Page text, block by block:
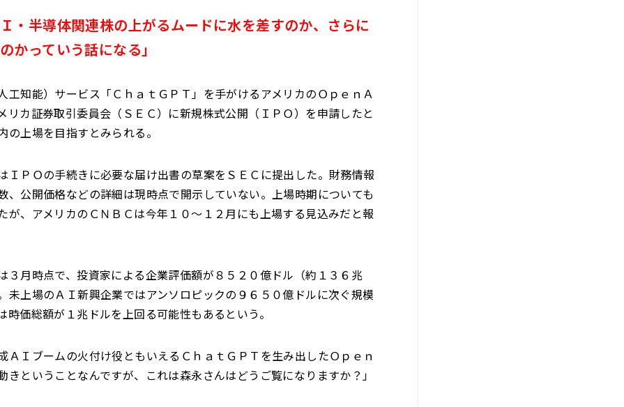
・半導体関連株の上がるムードに水を差すのか、さらに
かっていう話になる」
工知能）サービス「ＣｈａｔＧＰＴ」を手がけるアメリカのＯｐｅｎＡ
リカ証券取引委員会（ＳＥＣ）に新規株式公開（ＩＰＯ）を申請したと
の上場を目指すとみられる。
ＩＰＯの手続きに必要な届け出書の草案をＳＥＣに提出した。財務情報
、公開価格などの詳細は現時点で開示していない。上場時期についても
が、アメリカのＣＮＢＣは今年１０～１２月にも上場する見込みだと報
３月時点で、投資家による企業評価額が８５２０億ドル（約１３６兆
未上場のＡＩ新興企業ではアンソロピックの９６５０億ドルに次ぐ規模
時価総額が１兆ドルを上回る可能性もあるという。
ＡＩブームの火付け役ともいえるＣｈａｔＧＰＴを生み出したＯｐｅｎ
きということなんですが、これは森永さんはどうご覧になりますか？」